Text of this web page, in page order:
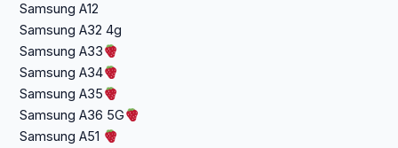
Samsung A12
Samsung A32 4g
Samsung A33
Samsung A34
Samsung A35
Samsung A36 5G
Samsung A51